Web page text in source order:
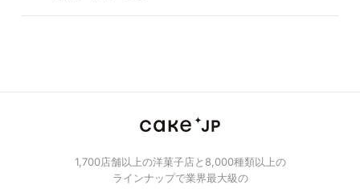
1,700店舗以上の洋菓子店と8,000種類以上の
ラインナップで業界最大級の